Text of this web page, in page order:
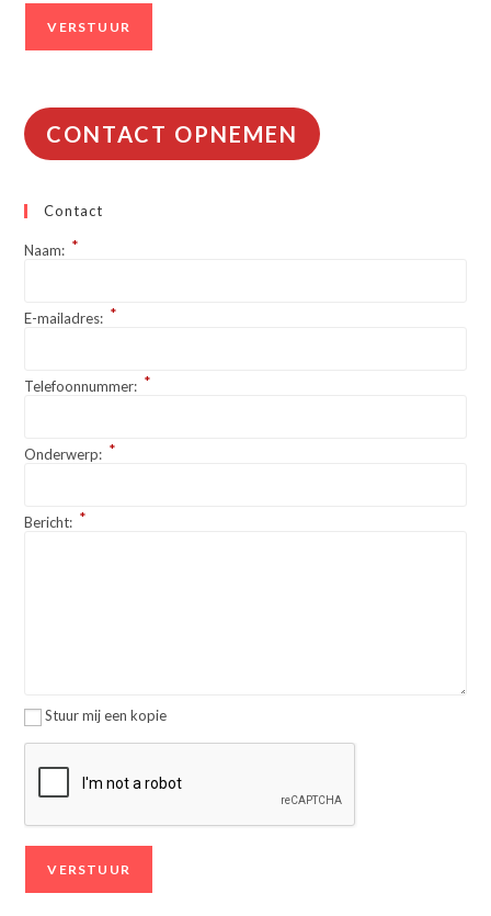
CONTACT OPNEMEN
Contact
Naam: *
E-mailadres: *
Telefoonnummer: *
Onderwerp: *
Bericht: *
Stuur mij een kopie